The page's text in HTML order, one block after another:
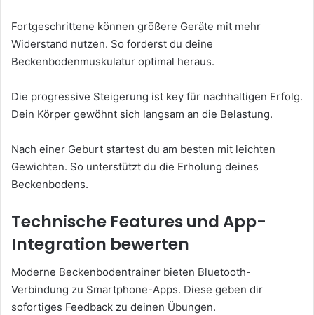
Fortgeschrittene können größere Geräte mit mehr
Widerstand nutzen. So forderst du deine
Beckenbodenmuskulatur optimal heraus.
Die progressive Steigerung ist key für nachhaltigen Erfolg.
Dein Körper gewöhnt sich langsam an die Belastung.
Nach einer Geburt startest du am besten mit leichten
Gewichten. So unterstützt du die Erholung deines
Beckenbodens.
Technische Features und App-
Integration bewerten
Moderne Beckenbodentrainer bieten Bluetooth-
Verbindung zu Smartphone-Apps. Diese geben dir
sofortiges Feedback zu deinen Übungen.